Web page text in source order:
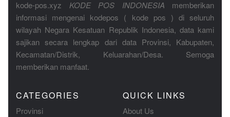
kode-pos.xyz KODE POS INDONESIA memberikan
informasi mengenai kodepos ( kode pos ) di seluruh
wilayah Negara Kesatuan Republik Indonesia, data kami
sajikan secara lengkap dari data Provinsi, Kabupaten,
Kecamatan/Distrik, Keluarahan/Desa. Semoga
memberikan manfaat.
CATEGORIES
Provinsi
QUICK LINKS
About Us